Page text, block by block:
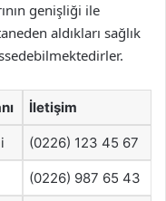
genişliği ile
aldıkları sağlık
İletişim
(0226) 123 45 67
(0226) 987 65 43